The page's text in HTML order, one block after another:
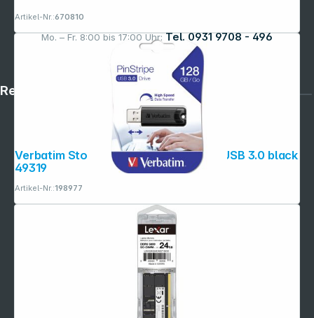
Mo. – Fr. 8:00 bis 17:00 Uhr: Tel. 0931 9708 - 496
Artikel-Nr.:670810
Verbatim Store n Go 128GB Pinstripe USB 3.0 black
49319
Artikel-Nr.:198977
Rechtliches